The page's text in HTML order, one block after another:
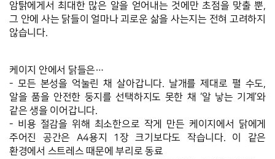
암탉에게서 최대한 많은 알을 얻어내는 것에만 초점을 맞출 뿐,
그 안에 사는 닭들이 얼마나 괴로운 삶을 사는지는 전혀 고려하지
않습니다.
케이지 안에서 닭들은…
- 모든 본성을 억눌린 채 살아갑니다. 날개를 제대로 펼 수도,
알을 품을 안전한 둥지를 선택하지도 못한 채 ‘알 낳는 기계’와
같은 생을 이어갑니다.
- 비용 절감을 위해 최소한으로 작게 만든 케이지에서 닭에게
주어진 공간은 A4용지 1장 크기보다도 작습니다. 이 같은
환경에서 스트레스 때문에 부리로 동료